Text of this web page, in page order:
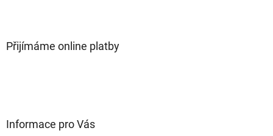
Přijímáme online platby
Informace pro Vás